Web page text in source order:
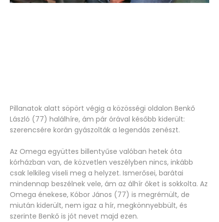
Pillanatok alatt söpört végig a közösségi oldalon Benkő
László (77) halálhíre, ám pár órával később kiderült:
szerencsére korán gyászolták a legendás zenészt.
Az Omega együttes billentyűse valóban hetek óta
kórházban van, de közvetlen veszélyben nincs, inkább
csak lelkileg viseli meg a helyzet. Ismerősei, barátai
mindennap beszélnek vele, ám az álhír őket is sokkolta. Az
Omega énekese, Kóbor János (77) is megrémült, de
miután kiderült, nem igaz a hír, megkönnyebbült, és
szerinte Benkő is jót nevet majd ezen.